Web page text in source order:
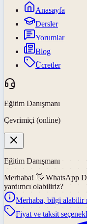
Anasayfa
Dersler
Yorumlar
Blog
Ücretler
Eğitim Danışmanı
Çevrimiçi (online)
Eğitim Danışmanı
Merhaba! 👋 WhatsApp
yardımcı olabiliriz?
Merhaba, bilgi alabilir
Fiyat ve taksit